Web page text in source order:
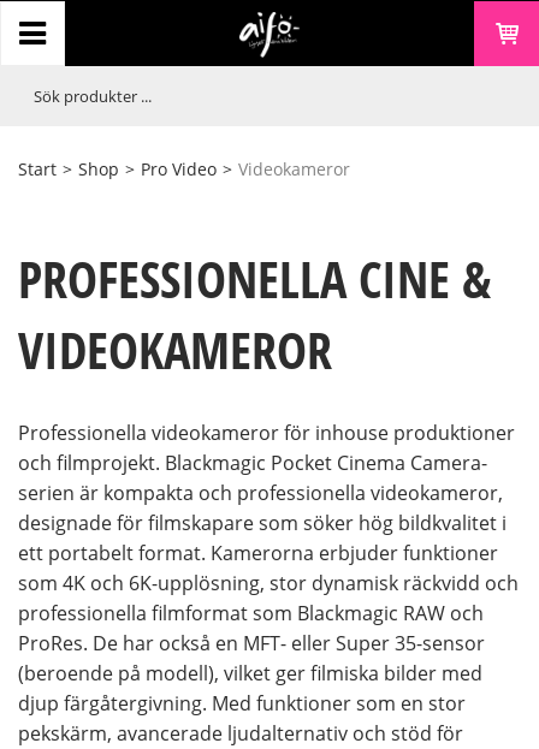
Start > Shop > Pro Video > Videokameror
PROFESSIONELLA CINE &
VIDEOKAMEROR
Professionella videokameror för inhouse produktioner
och filmprojekt. Blackmagic Pocket Cinema Camera-
serien är kompakta och professionella videokameror,
designade för filmskapare som söker hög bildkvalitet i
ett portabelt format. Kamerorna erbjuder funktioner
som 4K och 6K-upplösning, stor dynamisk räckvidd och
professionella filmformat som Blackmagic RAW och
ProRes. De har också en MFT- eller Super 35-sensor
(beroende på modell), vilket ger filmiska bilder med
djup färgåtergivning. Med funktioner som en stor
pekskärm, avancerade ljudalternativ och stöd för